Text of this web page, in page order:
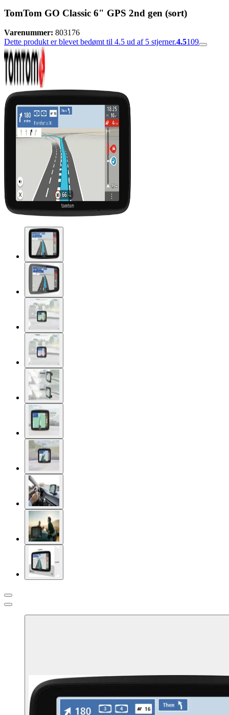
TomTom GO Classic 6" GPS 2nd gen (sort)
Varenummer: 803176
Dette produkt er blevet bedømt til 4.5 ud af 5 stjerner.4.5109